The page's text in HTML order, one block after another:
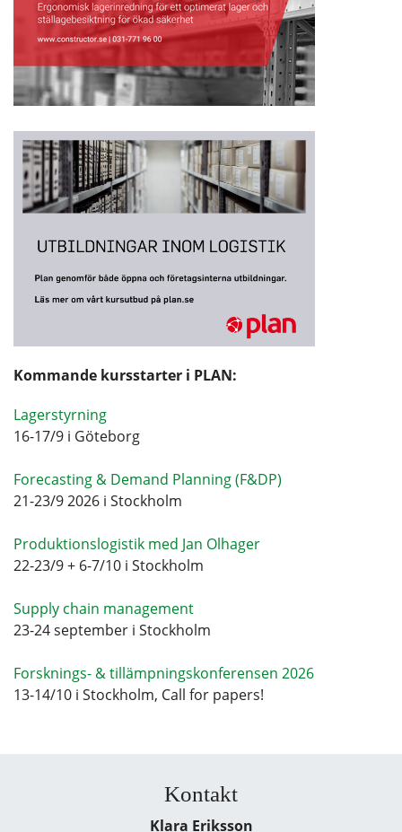
Kommande kursstarter i PLAN:
Lagerstyrning
16-17/9 i Göteborg
Forecasting & Demand Planning (F&DP)
21-23/9 2026 i Stockholm
Produktionslogistik med Jan Olhager
22-23/9 + 6-7/10 i Stockholm
Supply chain management
23-24 september i Stockholm
Forsknings- & tillämpningskonferensen 2026
13-14/10 i Stockholm, Call for papers!
Kontakt
Klara Eriksson